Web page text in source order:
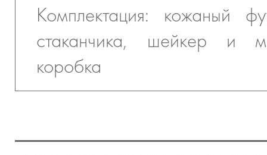
Комплектация: кожаный
стаканчика, шейкер и
коробка